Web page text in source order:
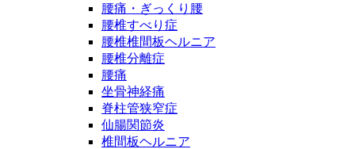
腰痛・ぎっくり腰
腰椎すべり症
腰椎椎間板ヘルニア
腰椎分離症
腰痛
坐骨神経痛
脊柱管狭窄症
仙腸関節炎
椎間板ヘルニア